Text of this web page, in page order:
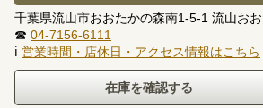
千葉県流山市おおたかの森南1-5-1 流山お
☎ 04-7156-6111
ℹ 営業時間・店休日・アクセス情報はこちら